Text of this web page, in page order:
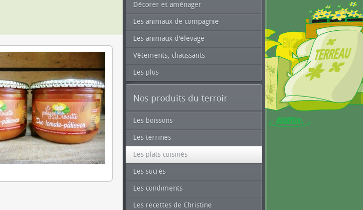
Décorer et aménager
Les animaux de compagnie
Les animaux d'élevage
Vêtements, chaussants
Les plus
Nos produits du terroir
Les boissons
Les terrines
Les plats cuisinés
Les sucrés
Les condiments
Les recettes de Christine